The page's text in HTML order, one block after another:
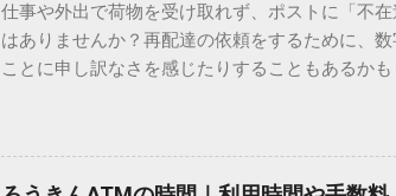
「Unicode（ユニコード）」や「JISコード」と
所」のような番号が割り振られています。変換
び出すことができるのです。 2. Windows標準機
できます。 具体的な手順（Unicode入力） 入力
角」にする（※重要）。 **「20BB7」**と入力
力した数字が、一瞬で対応する漢字（例：𠮷）
仕事や外出で荷物を受け取れず、ポストに「不
はありませんか？再配達の依頼をするために、
ことに申し訳なさを感じたりすることもあるか
ビス「スマートクラブ」と、LINEや公式アプリ
なります。この記事では、忙しい毎日をサポー
す。 佐川急便の再配達が劇的に変わる「スマー